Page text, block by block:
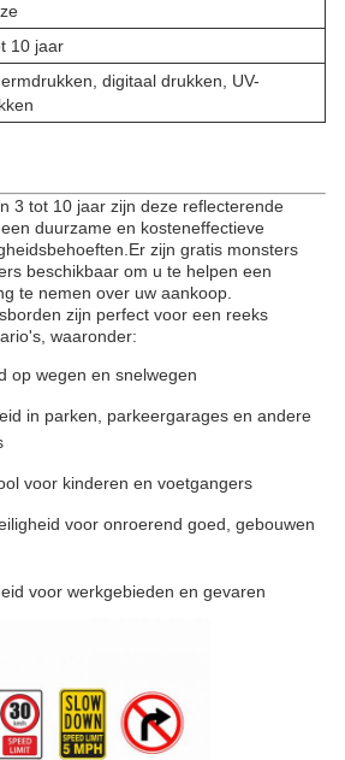
10 jaar
digitaal drukken, UV-
3 tot 10 jaar zijn deze reflecterende
duurzame en kosteneffectieve
zijn gratis monsters
beschikbaar om u te helpen een
te nemen over uw aankoop.
zijn perfect voor een reeks
waaronder:
op wegen en snelwegen
in parken, parkeergarages en andere
voor kinderen en voetgangers
voor onroerend goed, gebouwen
voor werkgebieden en gevaren